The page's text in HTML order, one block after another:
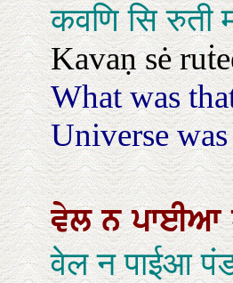
कवणि सि
Kavaṇ sė
What was
Universe was
ਵੇਲਨਪਾਈਆ
वेल न पाईआ